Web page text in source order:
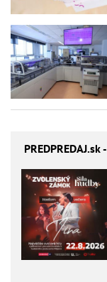
PREDPREDAJ.sk